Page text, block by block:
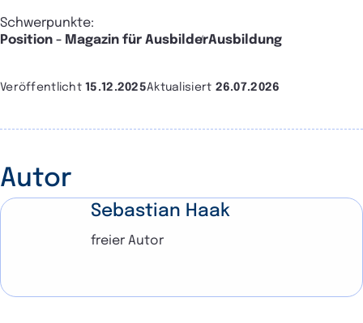
Schwerpunkte:
Position - Magazin für AusbilderAusbildung
Veröffentlicht15.12.2025Aktualisiert 26.07.2026
Autor
Sebastian Haak
freier Autor